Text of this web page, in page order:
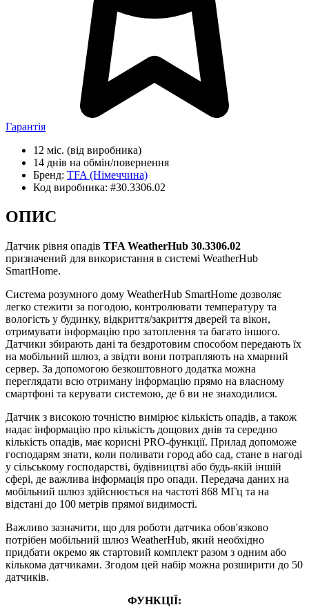
Гарантія
12 міс. (від виробника)
14 днів на обмін/повернення
Бренд: TFA (Німеччина)
Код виробника: #30.3306.02
ОПИС
Датчик рівня опадів TFA WeatherHub 30.3306.02
призначений для використання в системі WeatherHub
SmartHome.
Система розумного дому WeatherHub SmartHome дозволяє
легко стежити за погодою, контролювати температуру та
вологість у будинку, відкриття/закриття дверей та вікон,
отримувати інформацію про затоплення та багато іншого.
Датчики збирають дані та бездротовим способом передають їх
на мобільний шлюз, а звідти вони потрапляють на хмарний
сервер. За допомогою безкоштовного додатка можна
переглядати всю отриману інформацію прямо на власному
смартфоні та керувати системою, де б ви не знаходилися.
Датчик з високою точністю вимірює кількість опадів, а також
надає інформацію про кількість дощових днів та середню
кількість опадів, має корисні PRO-функції. Прилад допоможе
господарям знати, коли поливати город або сад, стане в нагоді
у сільському господарстві, будівництві або будь-якій іншій
сфері, де важлива інформація про опади. Передача даних на
мобільний шлюз здійснюється на частоті 868 МГц та на
відстані до 100 метрів прямої видимості.
Важливо зазначити, що для роботи датчика обов'язково
потрібен мобільний шлюз WeatherHub, який необхідно
придбати окремо як стартовий комплект разом з одним або
кількома датчиками. Згодом цей набір можна розширити до 50
датчиків.
ФУНКЦІЇ: